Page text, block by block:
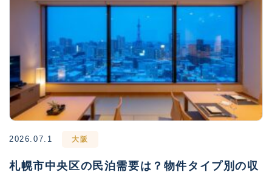
2026.07.1 大阪
札幌市中央区の民泊需要は？物件タイプ別の収